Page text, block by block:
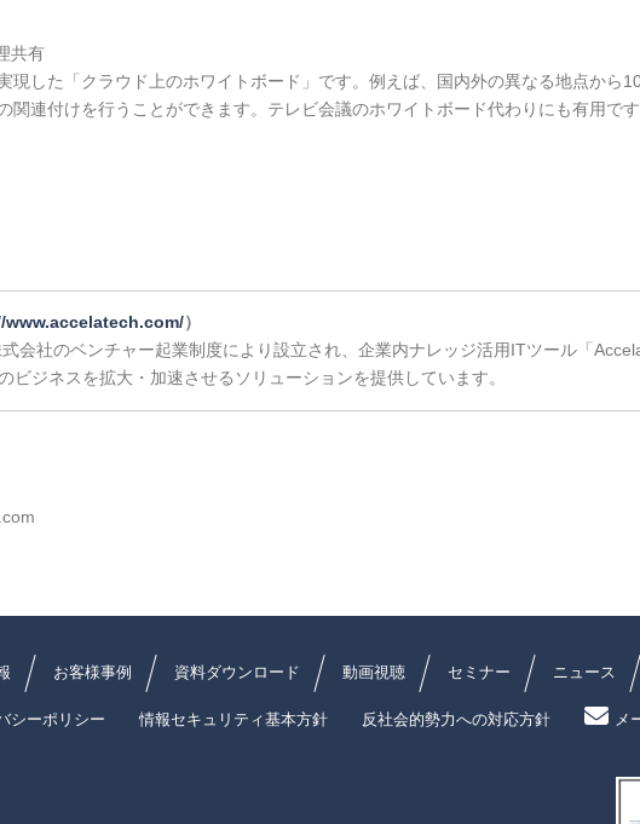
共有
現した「クラウド上のホワイトボード」です。例えば、国内外の異なる地点から
連付けを行うことができます。テレビ会議のホワイトボード代わりにも有用です
）
会社のベンチャー起業制度により設立され、企業内ナレッジ活用ITツール「
ジネスを拡大・加速させるソリューションを提供しています。
お客様事例 資料ダウンロード 動画視聴 セミナー ニュース
シーポリシー 情報セキュリティ基本方針 反社会的勢力への対応方針 メ